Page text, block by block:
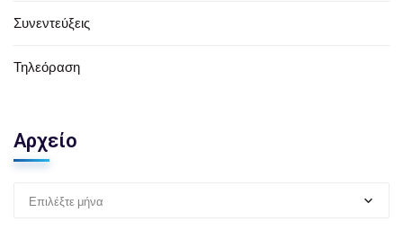
Συνεντεύξεις
Τηλεόραση
Αρχείο
Επιλέξτε μήνα